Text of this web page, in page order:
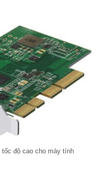
tốc độ cao cho máy tính